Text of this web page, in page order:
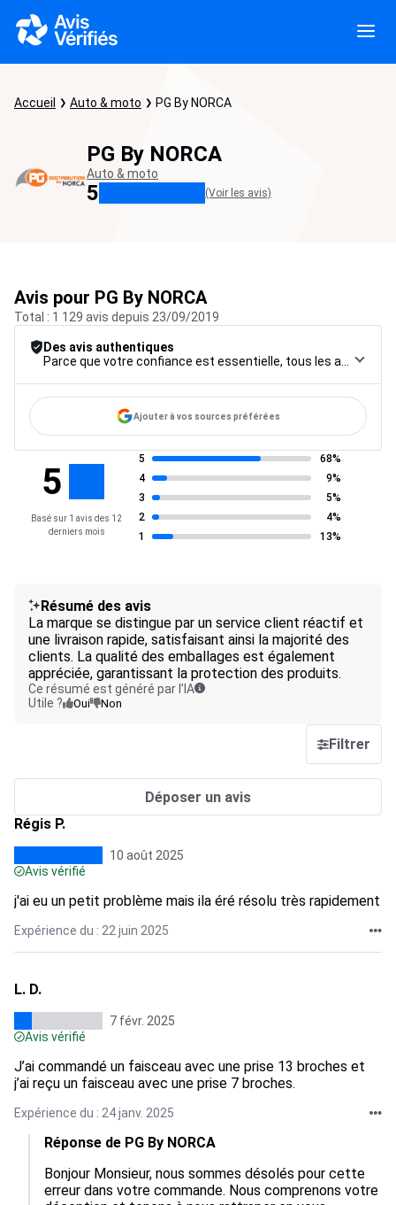
Accueil Auto & moto PG By NORCA
PG By NORCA
Auto & moto
5 (Voir les avis)
Avis pour PG By NORCA
Total : 1 129 avis depuis 23/09/2019
Des avis authentiques
Ajouter à vos sources préférées
5
Basé sur 1 avis des 12
derniers mois
5
68%
4
9%
3
5%
2
4%
1
13%
Résumé des avis
La marque se distingue par un service client réactif et
une livraison rapide, satisfaisant ainsi la majorité des
clients. La qualité des emballages est également
appréciée, garantissant la protection des produits.
Ce résumé est généré par l’IA
Utile ?
Oui Non
Filtrer
Déposer un avis
Régis P.
10 août 2025
Avis vérifié
j'ai eu un petit problème mais ila éré résolu très rapidement
Expérience du : 22 juin 2025
L. D.
7 févr. 2025
Avis vérifié
J’ai commandé un faisceau avec une prise 13 broches et
j’ai reçu un faisceau avec une prise 7 broches.
Expérience du : 24 janv. 2025
Réponse de PG By NORCA
Bonjour Monsieur, nous sommes désolés pour cette
erreur dans votre commande. Nous comprenons votre